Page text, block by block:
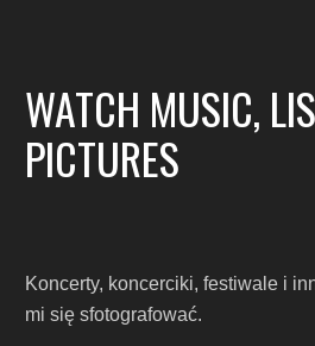
WATCH MUSIC,
PICTURES
Koncerty, koncerciki, festiwale i
mi się sfotografować.